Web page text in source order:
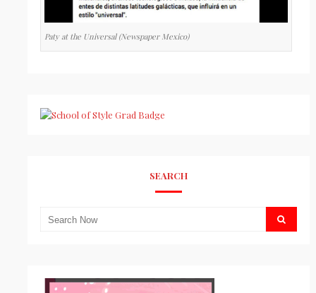
Paty at the Universal (Newspaper Mexico)
SEARCH